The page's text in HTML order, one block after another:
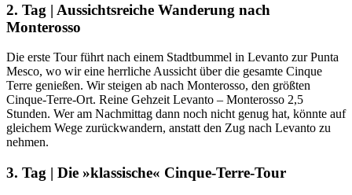
2. Tag | Aussichtsreiche Wanderung nach
Monterosso
Die erste Tour führt nach einem Stadtbummel in Levanto zur Punta
Mesco, wo wir eine herrliche Aussicht über die gesamte Cinque
Terre genießen. Wir steigen ab nach Monterosso, den größten
Cinque-Terre-Ort. Reine Gehzeit Levanto – Monterosso 2,5
Stunden. Wer am Nachmittag dann noch nicht genug hat, könnte auf
gleichem Wege zurückwandern, anstatt den Zug nach Levanto zu
nehmen.
3. Tag | Die »klassische« Cinque-Terre-Tour